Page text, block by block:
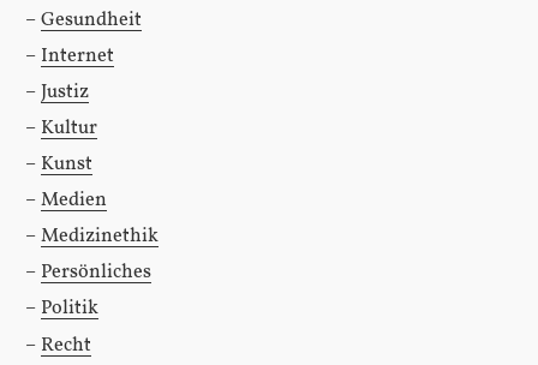
Gesundheit
Internet
Justiz
Kultur
Kunst
Medien
Medizinethik
Persönliches
Politik
Recht